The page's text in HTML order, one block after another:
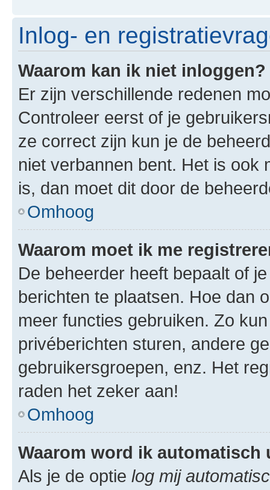
Inlog- en
Waarom kan ik niet inloggen?
Er zijn verschillende redenen
Controleer eerst of je
ze correct zijn kun je de
niet verbannen bent. Het is ook
is, dan moet dit door de
Omhoog
Waarom moet ik me
De beheerder heeft bepaalt of
berichten te plaatsen. Hoe dan
meer functies gebruiken. Zo
privéberichten sturen, andere
gebruikersgroepen, enz. Het
raden het zeker aan!
Omhoog
Waarom word ik automatisch
Als je de optie log mij